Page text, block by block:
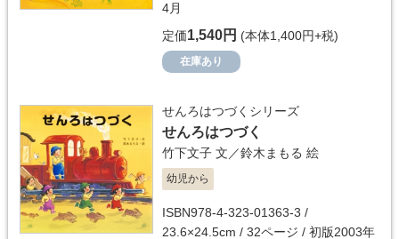
4月
定価1,540円 (本体1,400円+税)
在庫あり
せんろはつづくシリーズ
せんろはつづく
竹下文子 文／鈴木まもる 絵
幼児から
ISBN978-4-323-01363-3 /
23.6×24.5cm / 32ページ / 初版2003年